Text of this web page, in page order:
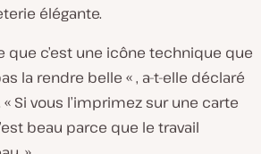
élégante.
que c’est une icône technique que
la rendre belle « , a-t-elle déclaré
« Si vous l’imprimez sur une carte
beau parce que le travail